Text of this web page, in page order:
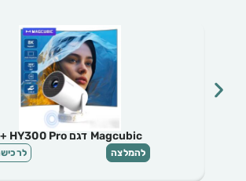
Magcubic דגם HY300 Pro +
להמלצה